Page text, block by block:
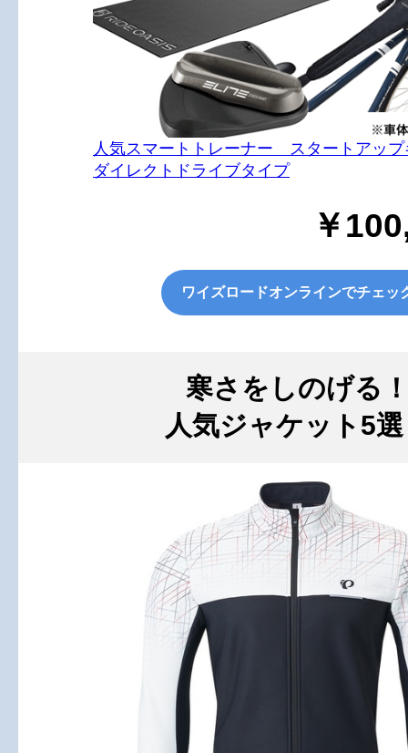
人気スマートトレーナー スタートアップ
ダイレクトドライブタイプ
￥
ワイズロードオンラインでチェッ
寒さをしのげる
人気ジャケット5